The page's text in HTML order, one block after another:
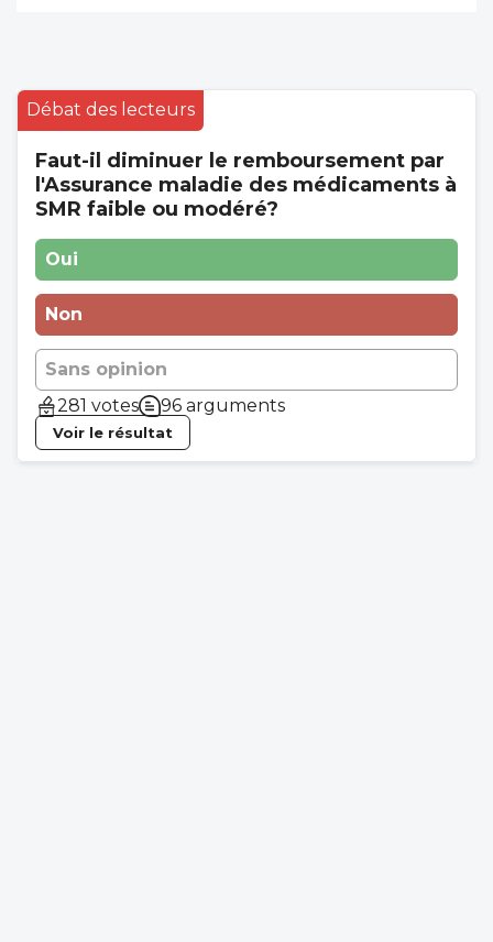
Débat des lecteurs
Faut-il diminuer le remboursement par
l'Assurance maladie des médicaments à
SMR faible ou modéré?
Oui
Non
Sans opinion
281 votes
96 arguments
Voir le résultat